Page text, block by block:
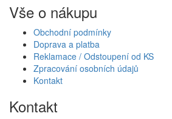
Vše o nákupu
Obchodní podmínky
Doprava a platba
Reklamace / Odstoupení od KS
Zpracování osobních údajů
Kontakt
Kontakt